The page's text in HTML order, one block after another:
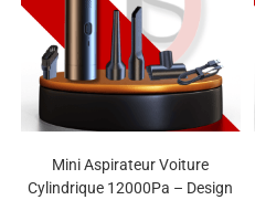
Mini Aspirateur Voiture
Cylindrique 12000Pa – Design